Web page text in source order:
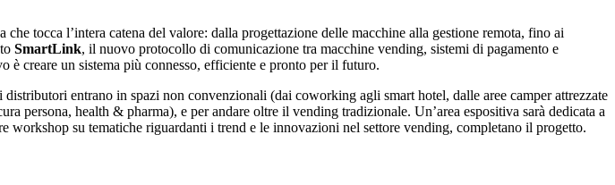
tocca l’intera catena del valore: dalla progettazione delle macchine alla gestione remota, fino ai
SmartLink, il nuovo protocollo di comunicazione tra macchine vending, sistemi di pagamento e
creare un sistema più connesso, efficiente e pronto per il futuro.
entrano in spazi non convenzionali (dai coworking agli smart hotel, dalle aree camper attrezzate
persona, health & pharma), e per andare oltre il vending tradizionale. Un’area espositiva sarà dedicata a
su tematiche riguardanti i trend e le innovazioni nel settore vending, completano il progetto.